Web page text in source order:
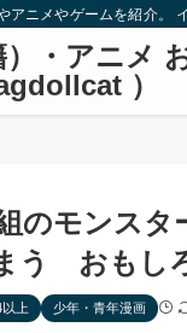
ニメやゲームを紹介。
・アニメ
）
のモンス
う おもし
上 少年・青年漫画